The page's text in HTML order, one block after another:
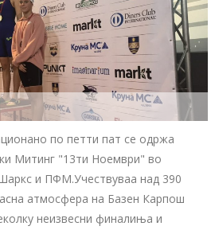
по петти пат се одржа
Митинг "13ти Ноември" во
и ПФМ.Учествуваа над 390
атмосфера на Базен Карпош
неизвесни финалиња и